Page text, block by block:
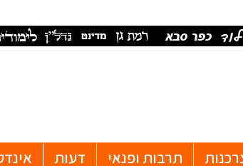
תרבות ופנאי דעות